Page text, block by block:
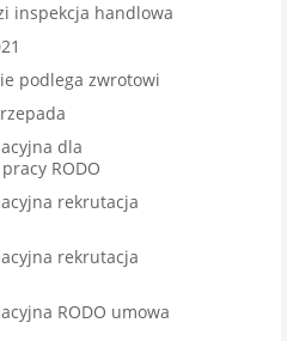
inspekcja handlowa
podlega zwrotowi
dla
RODO
rekrutacja
rekrutacja
RODO umowa